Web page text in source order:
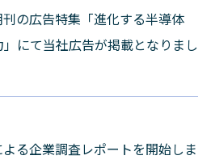
の広告特集「進化する半導体
にて当社広告が掲載となりまし
る企業調査レポートを開始しま